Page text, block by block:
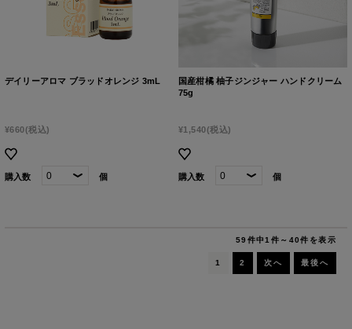
デイリーアロマ ブラッドオレンジ 3mL
¥660(税込)
購入数 個
国産柑橘 柚子ジンジャー ハンドクリーム
75g
¥1,540(税込)
購入数 個
59件中1件～40件を表示
1 2 次へ 最後へ